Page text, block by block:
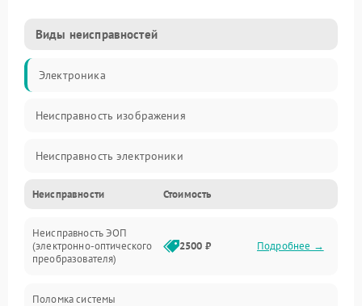
Виды неисправностей
Электроника
Неисправность изображения
Неисправность электроники
Механические повреждения
Неисправность управления
Неисправности Стоимость
Неисправность ЭОП
(электронно-оптического
преобразователя)
2500 ₽ Подробнее →
Поломка системы